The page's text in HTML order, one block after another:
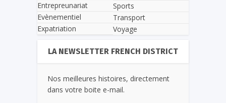
Entrepreunariat
Evènementiel
Expatriation
Sports
Transport
Voyage
LA NEWSLETTER FRENCH DISTRICT
Nos meilleures histoires, directement
dans votre boite e-mail.